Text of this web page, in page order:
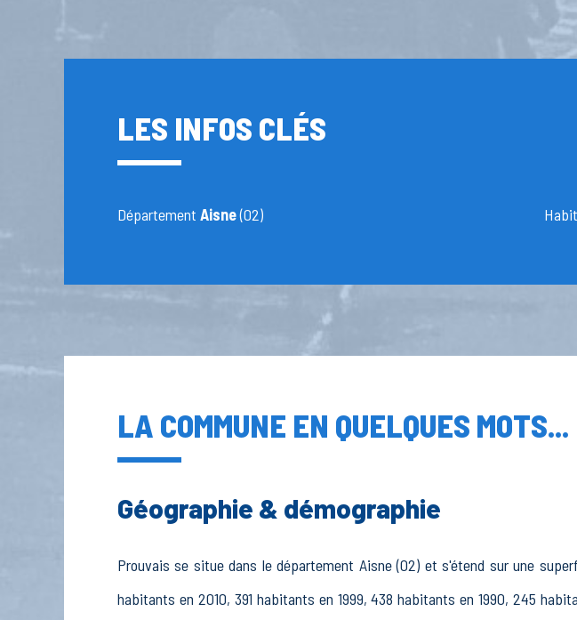
LES INFOS CLÉS
Département Aisne(02)
LA COMMUNE EN QUELQUES MOTS...
Géographie & démographie
Prouvais se situe dans le département Aisne (02) et s'étend sur une
habitants en 2010, 391 habitants en 1999, 438 habitants en 1990, 245